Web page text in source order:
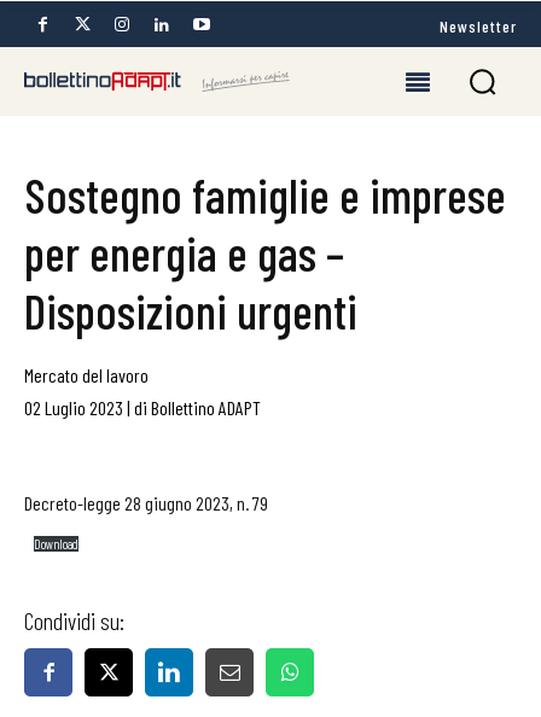
Newsletter
Sostegno famiglie e imprese
per energia e gas –
Disposizioni urgenti
Mercato del lavoro
02 Luglio 2023 | di Bollettino ADAPT
Decreto-legge 28 giugno 2023, n. 79
Download
Condividi su: